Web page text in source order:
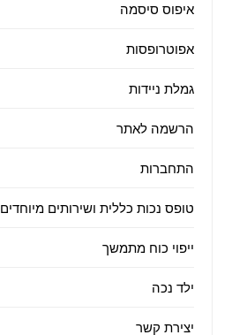
איפוס סיסמה
אפוטרופסות
גמלת ניידות
הרשמה לאתר
התחברות
טופס נכות כללית ושירותים מיוחדים
ייפוי כוח מתמשך
ילד נכה
יצירת קשר